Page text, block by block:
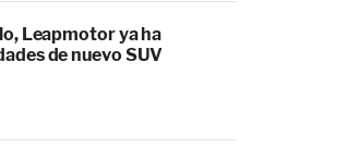
Leapmotor ya ha
de nuevo SUV